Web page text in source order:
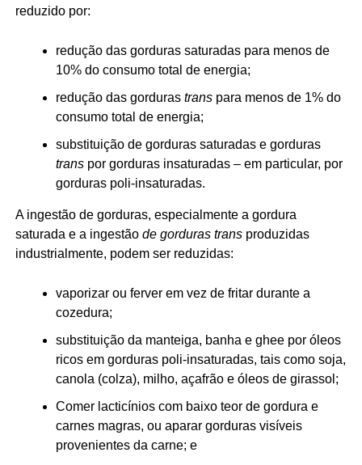
reduzido por:
redução das gorduras saturadas para menos de
10% do consumo total de energia;
redução das gorduras transpara menos de 1% do
consumo total de energia;
substituição de gorduras saturadas e gorduras
transpor gorduras insaturadas – em particular, por
gorduras poli-insaturadas.
A ingestão de gorduras, especialmente a gordura
saturada e a ingestão de gorduras transproduzidas
industrialmente, podem ser reduzidas:
vaporizar ou ferver em vez de fritar durante a
cozedura;
substituição da manteiga, banha e ghee por óleos
ricos em gorduras poli-insaturadas, tais como soja,
canola (colza), milho, açafrão e óleos de girassol;
Comer lacticínios com baixo teor de gordura e
carnes magras, ou aparar gorduras visíveis
provenientes da carne; e